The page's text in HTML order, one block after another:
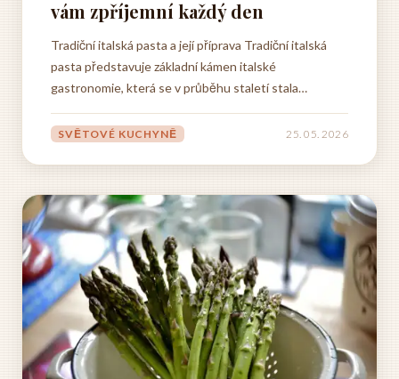
vám zpříjemní každý den
Tradiční italská pasta a její příprava Tradiční italská
pasta představuje základní kámen italské
gastronomie, která se v průběhu staletí stala
Itálii. Příprava těstovin v italské kuchyni není pouze o
SVĚTOVÉ KUCHYNĚ 25. 05. 2026